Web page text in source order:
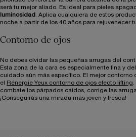
será tu mejor aliado. Es ideal para pieles
luminosidad . Aplica cualquiera de estos
noche a partir de los 40 años para rejuvenecer
Contorno de ojos
No debes olvidar las pequeñas arrugas del
Esta zona de la cara es especialmente fina y
cuidado aún más específico. El mejor contorno
el
Rénergie Yeux contorno de ojos efecto lifting.
combate los párpados caídos, corrige las
¡Conseguirás una mirada más joven y fresca!